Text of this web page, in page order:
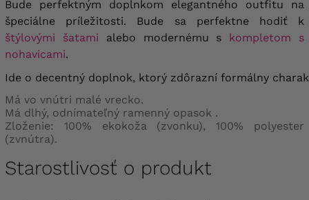
Bude perfektným doplnkom elegantného outfitu na
špeciálne príležitosti. Bude sa perfektne hodiť k
štýlovými šatami alebo modernému s kompletom s
nohavicami.
Ide o decentný doplnok, ktorý zdôrazní formálny
Má vo vnútri malé vrecko.
Má dlhý, odnímateľný ramenný opasok .
Zloženie: 100% ekokoža (zvonku), 100% polyester
(zvnútra).
Starostlivosť o produkt